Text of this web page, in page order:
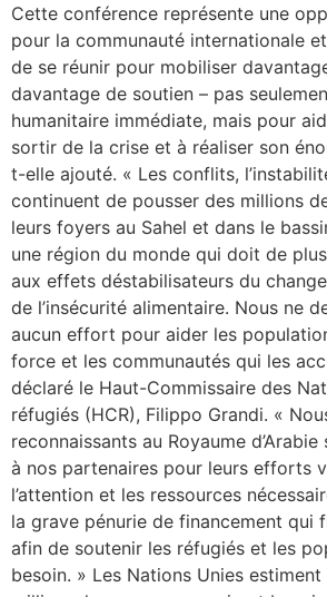
Cette conférence représente une
pour la communauté internationale
de se réunir pour mobiliser
davantage de soutien – pas
humanitaire immédiate, mais pour
sortir de la crise et à réaliser son
t-elle ajouté. « Les conflits,
continuent de pousser des millions
leurs foyers au Sahel et dans le
une région du monde qui doit de
aux effets déstabilisateurs du
de l’insécurité alimentaire. Nous ne
aucun effort pour aider les
force et les communautés qui les
déclaré le Haut-Commissaire des
réfugiés (HCR), Filippo Grandi. «
reconnaissants au Royaume d’Arabie
à nos partenaires pour leurs efforts
l’attention et les ressources
la grave pénurie de financement qui
afin de soutenir les réfugiés et les
besoin. » Les Nations Unies